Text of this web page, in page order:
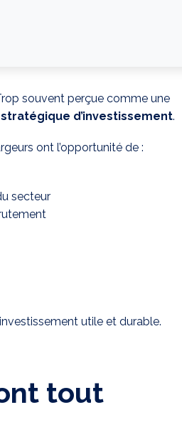
souvent perçue comme une
d’investissement.
ont l’opportunité de :
secteur
utile et durable.
tout